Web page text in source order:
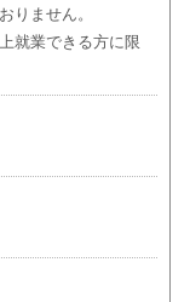
りません。
就業できる方に限